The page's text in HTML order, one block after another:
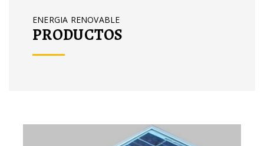
ENERGIA RENOVABLE
PRODUCTOS